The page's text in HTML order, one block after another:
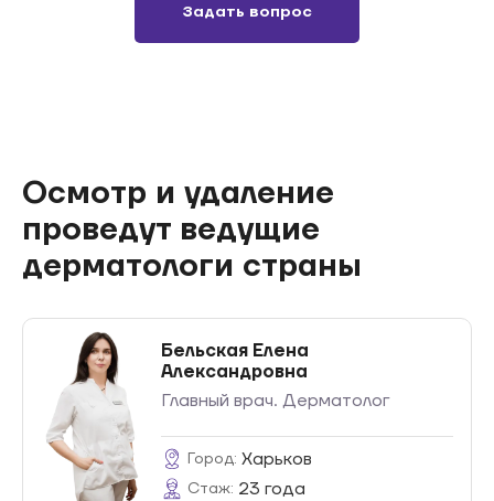
Задать вопрос
Осмотр и удаление
проведут ведущие
дерматологи страны
Главный врач. Дерматолог
Бельская Елена
Александровна
Город: Харьков
Стаж: 23 года